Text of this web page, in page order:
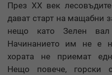
През XX век
дават старт на мащабни
нещо като Зелен вал
Начинанието им не е
хората не приемат
Нещо повече, горски